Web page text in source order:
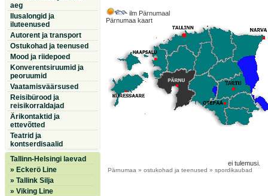
aeg
Ilusalongid ja
iluteenused
Autorent ja transport
Ostukohad ja teenused
Mood ja riidepoed
Konverentsiruumid ja
peoruumid
Vaatamisväärsused
Reisibürood ja
reisikorraldajad
Ärikontaktid ja
ettevõtted
Teatrid ja
kontserdisaalid
Tallinn-Helsingi laevad
» Eckerö Line
» Tallink Silja
» Viking Line
ilm Pärnumaal
Pärnumaa kaart
ei tulemusi.
Pärnumaa » ostukohad ja teenused » spordikaubad